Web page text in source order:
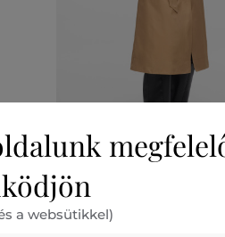
KABÁT KARL LAGERFELD
TRANSFORMABLE TRENCH
a websütikkel)